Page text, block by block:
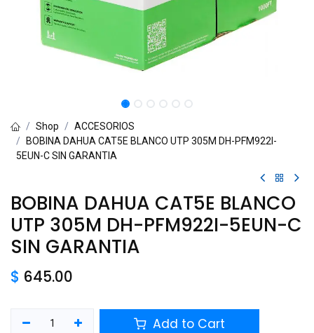
Shop
ACCESORIOS
BOBINA DAHUA CAT5E BLANCO UTP 305M DH-PFM922I-
5EUN-C SIN GARANTIA
BOBINA DAHUA CAT5E BLANCO
UTP 305M DH-PFM922I-5EUN-C
SIN GARANTIA
$ 645.00
Add to Cart